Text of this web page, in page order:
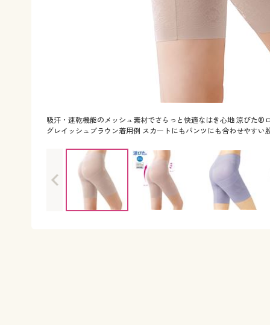
吸汗・速乾機能のメッシュ素材でさらっと快適なはき心地 涼ぴた®
グレイッシュブラウン着用例 スカートにもパンツにも合わせやすい